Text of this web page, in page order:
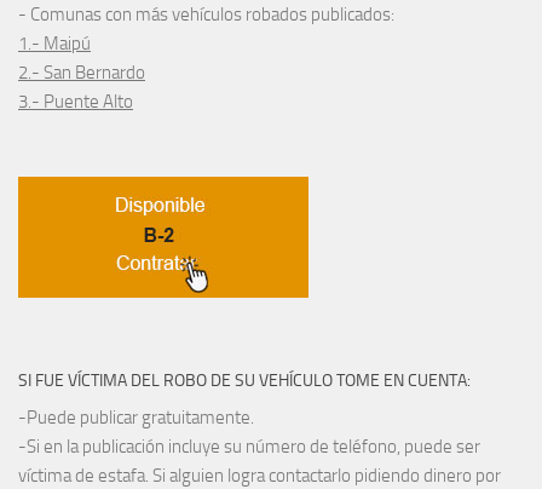
- Comunas con más vehículos robados publicados:
1.- Maipú
2.- San Bernardo
3.- Puente Alto
SI FUE VÍCTIMA DEL ROBO DE SU VEHÍCULO TOME EN CUENTA:
-Puede publicar gratuitamente.
-Si en la publicación incluye su número de teléfono, puede ser
víctima de estafa. Si alguien logra contactarlo pidiendo dinero por